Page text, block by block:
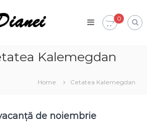
0
Kalemegdan
Home Cetatea Kalemegdan
de noiembrie